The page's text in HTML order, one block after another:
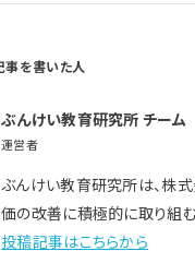
ぶんけい教育研究所 チーム
運営者
ぶんけい教育研究所は、株
価の改善に積極的に取り組
投稿記事はこちらから